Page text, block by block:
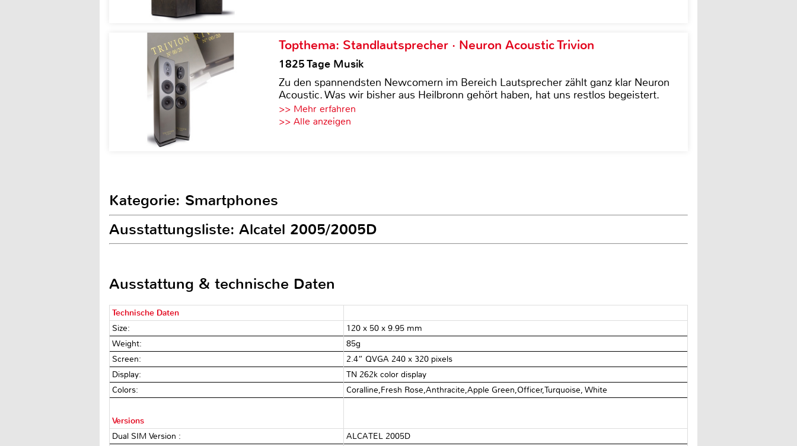
Topthema: Standlautsprecher · Neuron Acoustic Trivion
1825 Tage Musik
Zu den spannendsten Newcomern im Bereich Lautsprecher zählt ganz klar Neuron
Acoustic. Was wir bisher aus Heilbronn gehört haben, hat uns restlos begeistert.
>> Mehr erfahren
>> Alle anzeigen
Kategorie: Smartphones
Ausstattungsliste: Alcatel 2005/2005D
Ausstattung & technische Daten
Technische Daten
Size:
120 x 50 x 9.95 mm
Weight:
85g
Screen:
2.4” QVGA 240 x 320 pixels
Display:
TN 262k color display
Colors:
Coralline,Fresh Rose,Anthracite,Apple Green,Officer,Turquoise, White
Versions
Dual SIM Version :
ALCATEL 2005D